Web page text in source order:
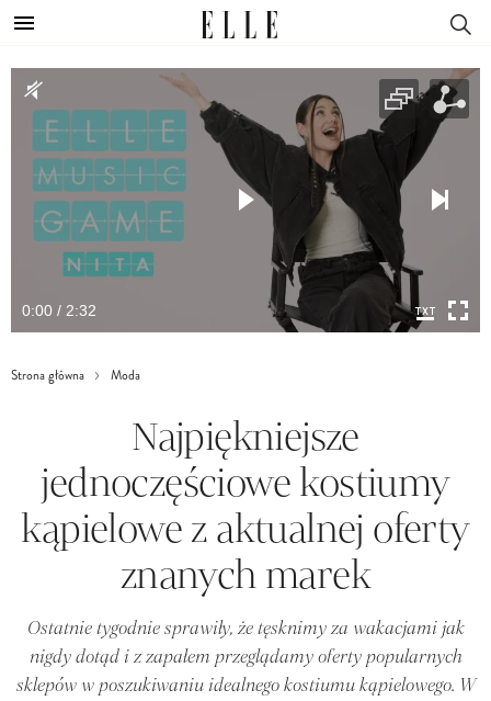
0:00 / 2:32
Strona główna Moda
Najpiękniejsze
jednoczęściowe kostiumy
kąpielowe z aktualnej oferty
znanych marek
Ostatnie tygodnie sprawiły, że tęsknimy za wakacjami jak
nigdy dotąd i z zapałem przeglądamy oferty popularnych
sklepów w poszukiwaniu idealnego kostiumu kąpielowego. W